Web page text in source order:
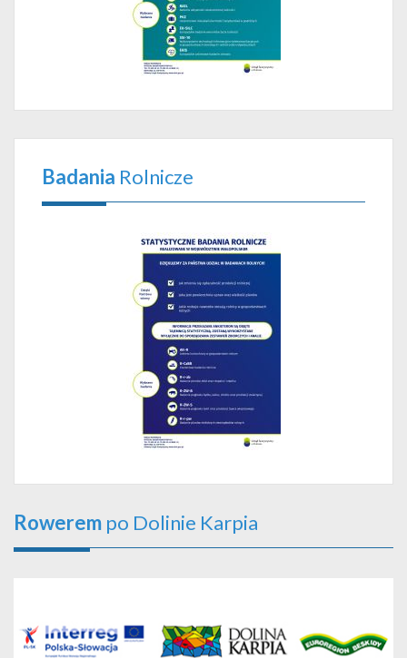
Badania Rolnicze
Rowerem po Dolinie Karpia